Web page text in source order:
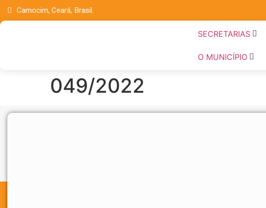
Camocim, Ceará, Brasil.
SECRETARIAS
O MUNICÍPIO
049/2022